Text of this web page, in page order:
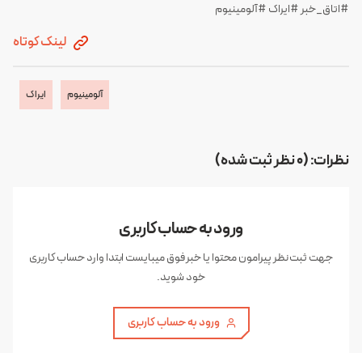
#اتاق_خبر #ایراک #آلومینیوم
لینک کوتاه
آلومینیوم ایراک
نظرات: (0 نظر ثبت شده)
ورود به حساب کاربری
جهت ثبت نظر پیرامون محتوا یا خبر فوق میبایست ابتدا وارد حساب کاربری
خود شوید.
ورود به حساب کاربری